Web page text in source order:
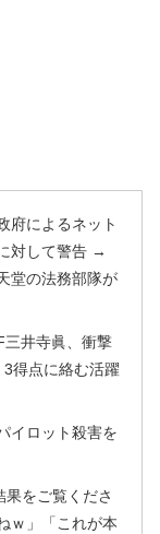
府によるネット
対して警告 →
堂の法務部隊が
三井寺眞、衝撃
得点に絡む活躍
イロット殺害を
果をご覧くださ
ｗ」「これが本